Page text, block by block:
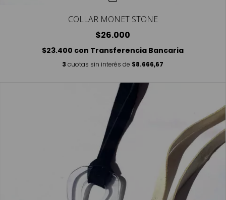
COLLAR MONET STONE
$26.000
$23.400 con Transferencia Bancaria
3 cuotas sin interés de $8.666,67